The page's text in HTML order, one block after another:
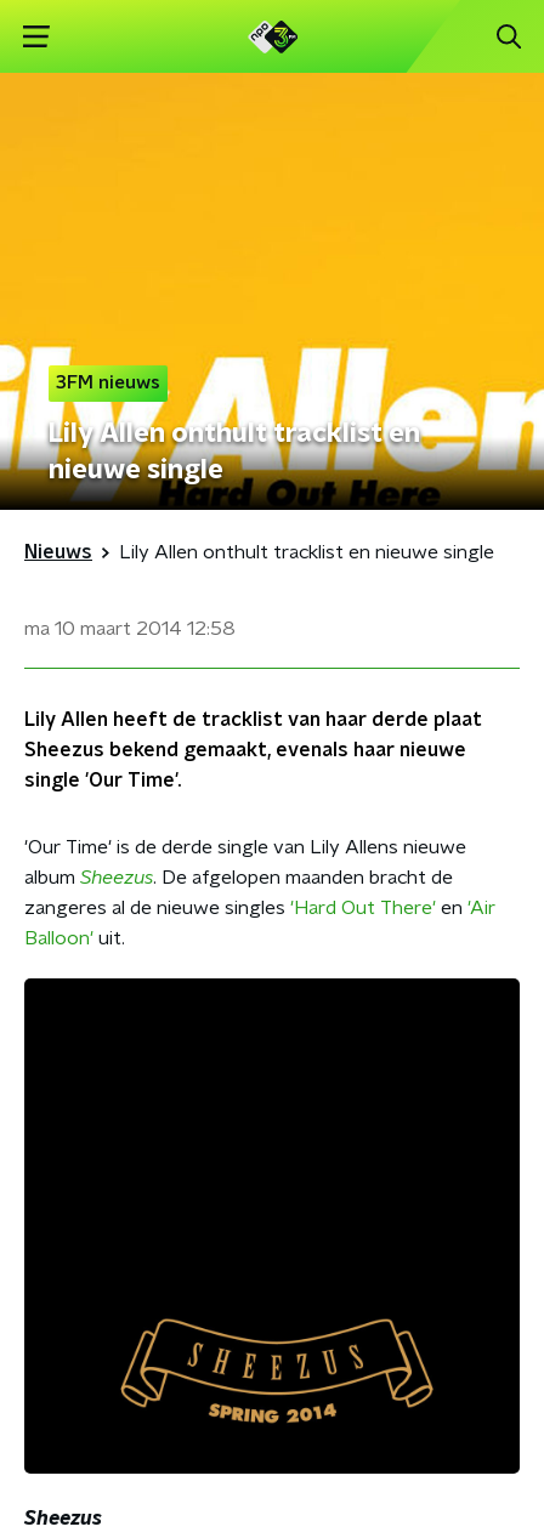
3FM nieuws
Lily Allen onthult tracklist en
nieuwe single
Nieuws Lily Allen onthult tracklist en nieuwe single
ma 10 maart 2014 12:58
Lily Allen heeft de tracklist van haar derde plaat
Sheezus bekend gemaakt, evenals haar nieuwe
single 'Our Time'.
'Our Time' is de derde single van Lily Allens nieuwe
album Sheezus. De afgelopen maanden bracht de
zangeres al de nieuwe singles 'Hard Out There' en 'Air
Balloon' uit.
Sheezus